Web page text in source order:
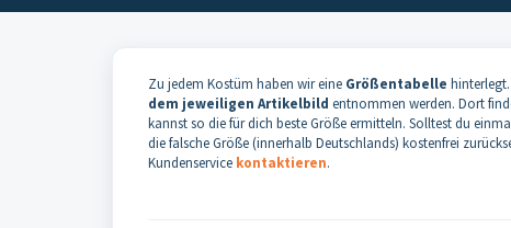
Zu jedem Kostüm haben wir eine Größentabelle
dem jeweiligen Artikelbild entnommen werden. Dort
kannst so die für dich beste Größe ermitteln. Solltest du
die falsche Größe (innerhalb Deutschlands) kostenfrei
Kundenservice kontaktieren.